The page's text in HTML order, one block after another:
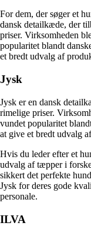
For dem, der søger et
dansk detailkæde, der
priser. Virksomheden
popularitet blandt
et bredt udvalg af
Jysk
Jysk er en dansk
rimelige priser.
vundet popularitet
at give et bredt udvalg
Hvis du leder efter et
udvalg af tæpper i
sikkert det perfekte
Jysk for deres gode
personale.
ILVA